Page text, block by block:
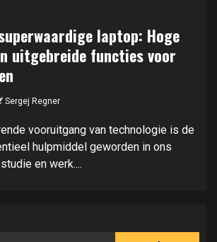
laptop: Hoge
uitgebreide functies voor
Sergej Regner
vooruitgang van technologie is de
hulpmiddel geworden in ons
en werk....